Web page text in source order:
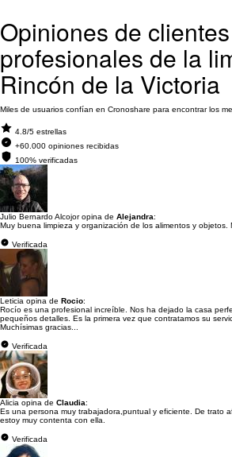
Opiniones de
profesionales de la
Rincón de la Victoria
Miles de usuarios confían en Cronoshare para encontrar los
4.8/5 estrellas
+60.000 opiniones recibidas
100% verificadas
Julio Bernardo Alcojor opina de Alejandra:
Muy buena limpieza y organización de los alimentos y objetos.
Verificada
Leticia opina de Rocio:
Rocío es una profesional increíble. Nos ha dejado la casa
pequeños detalles. Es la primera vez que contratamos su
Muchísimas gracias...
Verificada
Alicia opina de Claudia:
Es una persona muy trabajadora,puntual y eficiente. De trato
estoy muy contenta con ella.
Verificada